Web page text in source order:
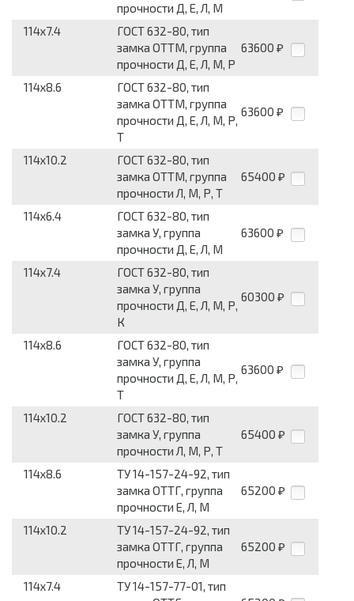
прочности Д, Е, Л, М
114x7.4
ГОСТ 632-80, тип
замка ОТТМ, группа
прочности Д, Е, Л, М, Р
63600 ₽
114x8.6
ГОСТ 632-80, тип
замка ОТТМ, группа
прочности Д, Е, Л, М, Р,
Т
63600 ₽
114x10.2
ГОСТ 632-80, тип
замка ОТТМ, группа
прочности Л, М, Р, Т
65400 ₽
114x6.4
ГОСТ 632-80, тип
замка У, группа
прочности Д, Е, Л, М
63600 ₽
114x7.4
ГОСТ 632-80, тип
замка У, группа
прочности Д, Е, Л, М, Р,
К
60300 ₽
114x8.6
ГОСТ 632-80, тип
замка У, группа
прочности Д, Е, Л, М, Р,
Т
63600 ₽
114x10.2
ГОСТ 632-80, тип
замка У, группа
прочности Л, М, Р, Т
65400 ₽
114x8.6
ТУ 14-157-24-92, тип
замка ОТТГ, группа
прочности Е, Л, М
65200 ₽
114x10.2
ТУ 14-157-24-92, тип
замка ОТТГ, группа
прочности Е, Л, М
65200 ₽
114x7.4
ТУ 14-157-77-01, тип